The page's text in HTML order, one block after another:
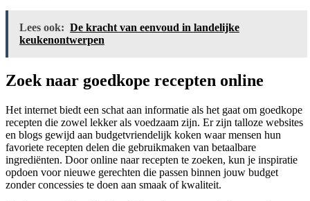
Lees ook: De kracht van eenvoud in landelijke
keukenontwerpen
Zoek naar goedkope recepten online
Het internet biedt een schat aan informatie als het gaat om goedkope
recepten die zowel lekker als voedzaam zijn. Er zijn talloze websites
en blogs gewijd aan budgetvriendelijk koken waar mensen hun
favoriete recepten delen die gebruikmaken van betaalbare
ingrediënten. Door online naar recepten te zoeken, kun je inspiratie
opdoen voor nieuwe gerechten die passen binnen jouw budget
zonder concessies te doen aan smaak of kwaliteit.